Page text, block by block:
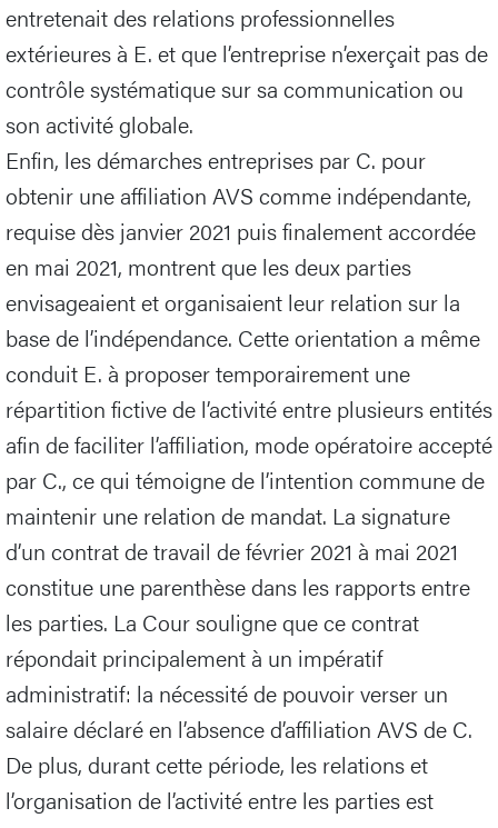
entretenait des relations professionnelles
extérieures à E. et que l’entreprise n’exerçait pas de
contrôle systématique sur sa communication ou
son activité globale.
Enfin, les démarches entreprises par C. pour
obtenir une affiliation AVS comme indépendante,
requise dès janvier 2021 puis finalement accordée
en mai 2021, montrent que les deux parties
envisageaient et organisaient leur relation sur la
base de l’indépendance. Cette orientation a même
conduit E. à proposer temporairement une
répartition fictive de l’activité entre plusieurs entités
afin de faciliter l’affiliation, mode opératoire accepté
par C., ce qui témoigne de l’intention commune de
maintenir une relation de mandat. La signature
d’un contrat de travail de février 2021 à mai 2021
constitue une parenthèse dans les rapports entre
les parties. La Cour souligne que ce contrat
répondait principalement à un impératif
administratif: la nécessité de pouvoir verser un
salaire déclaré en l’absence d’affiliation AVS de C.
De plus, durant cette période, les relations et
l’organisation de l’activité entre les parties est